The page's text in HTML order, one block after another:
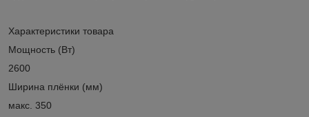
Характеристики товара
Мощность (Вт)
2600
Ширина плёнки (мм)
макс. 350